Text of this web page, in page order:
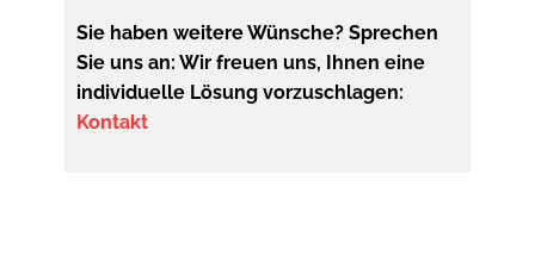
Sie haben weitere Wünsche? Sprechen
Sie uns an: Wir freuen uns, Ihnen eine
individuelle Lösung vorzuschlagen:
Kontakt